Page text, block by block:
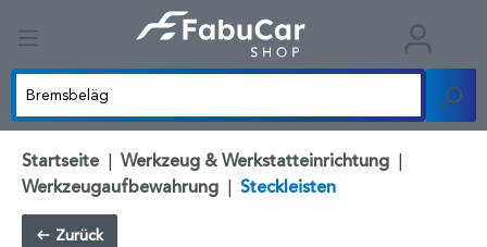
Startseite | Werkzeug & Werkstatteinrichtung |
Werkzeugaufbewahrung | Steckleisten
Zurück